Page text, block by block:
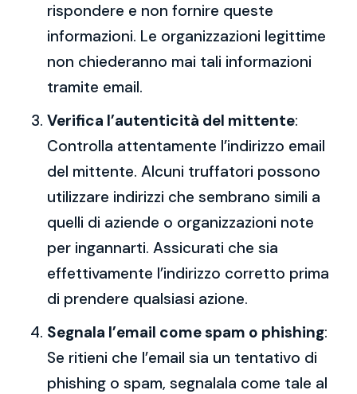
rispondere e non fornire queste
informazioni. Le organizzazioni legittime
non chiederanno mai tali informazioni
tramite email.
Verifica l’autenticità del mittente:
Controlla attentamente l’indirizzo email
del mittente. Alcuni truffatori possono
utilizzare indirizzi che sembrano simili a
quelli di aziende o organizzazioni note
per ingannarti. Assicurati che sia
effettivamente l’indirizzo corretto prima
di prendere qualsiasi azione.
Segnala l’email come spam o phishing:
Se ritieni che l’email sia un tentativo di
phishing o spam, segnalala come tale al